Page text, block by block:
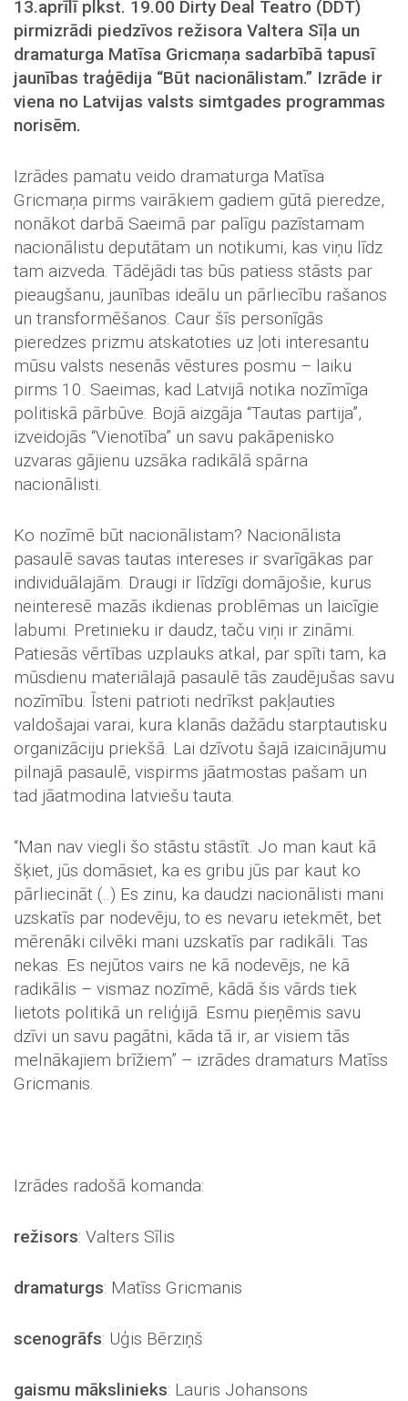
13.aprīlīplkst. 19.00 Dirty Deal Teatro (DDT)
pirmizrādi piedzīvos režisora Valtera Sīļa un
dramaturga Matīsa Gricmaņa sadarbībā tapusī
jaunības traģēdija “Būt nacionālistam.” Izrāde ir
viena no Latvijas valsts simtgades programmas
norisēm.
Izrādes pamatu veido dramaturga Matīsa
Gricmaņa pirms vairākiem gadiem gūtā pieredze,
nonākot darbā Saeimā par palīgu pazīstamam
nacionālistu deputātam un notikumi, kas viņu līdz
tam aizveda. Tādējādi tas būs patiess stāsts par
pieaugšanu, jaunības ideālu un pārliecību rašanos
un transformēšanos. Caur šīs personīgās
pieredzes prizmu atskatoties uz ļoti interesantu
mūsu valsts nesenās vēstures posmu – laiku
pirms 10. Saeimas, kad Latvijā notika nozīmīga
politiskā pārbūve. Bojā aizgāja “Tautas partija”,
izveidojās “Vienotība” un savu pakāpenisko
uzvaras gājienu uzsāka radikālā spārna
nacionālisti.
Ko nozīmē būt nacionālistam? Nacionālista
pasaulē savas tautas intereses ir svarīgākas par
individuālajām. Draugi ir līdzīgi domājošie, kurus
neinteresē mazās ikdienas problēmas un laicīgie
labumi. Pretinieku ir daudz, taču viņi ir zināmi.
Patiesās vērtības uzplauks atkal, par spīti tam, ka
mūsdienu materiālajā pasaulē tās zaudējušas savu
nozīmību. Īsteni patrioti nedrīkst pakļauties
valdošajai varai, kura klanās dažādu starptautisku
organizāciju priekšā. Lai dzīvotu šajā izaicinājumu
pilnajā pasaulē, vispirms jāatmostas pašam un
tad jāatmodina latviešu tauta.
“Man nav viegli šo stāstu stāstīt. Jo man kaut kā
šķiet, jūs domāsiet, ka es gribu jūs par kaut ko
pārliecināt (..) Es zinu, ka daudzi nacionālisti mani
uzskatīs par nodevēju, to es nevaru ietekmēt, bet
mērenāki cilvēki mani uzskatīs par radikāli. Tas
nekas. Es nejūtos vairs ne kā nodevējs, ne kā
radikālis – vismaz nozīmē, kādā šis vārds tiek
lietots politikā un reliģijā. Esmu pieņēmis savu
dzīvi un savu pagātni, kāda tā ir, ar visiem tās
melnākajiem brīžiem” – izrādes dramaturs Matīss
Gricmanis.
Izrādes radošā komanda:
režisors: Valters Sīlis
dramaturgs: Matīss Gricmanis
scenogrāfs: Uģis Bērziņš
gaismu mākslinieks: Lauris Johansons